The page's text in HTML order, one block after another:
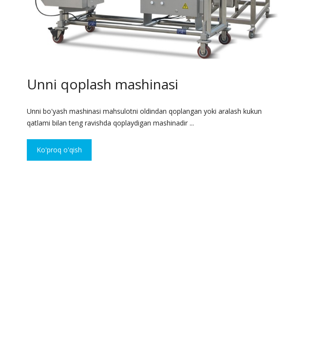
Unni qoplash mashinasi
Unni bo'yash mashinasi mahsulotni oldindan qoplangan yoki aralash kukun
qatlami bilan teng ravishda qoplaydigan mashinadir ...
Ko'proq o'qish